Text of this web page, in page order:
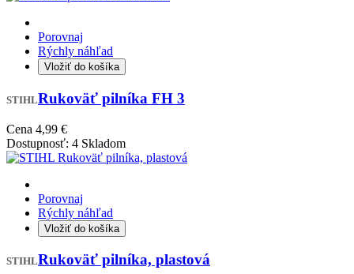
Porovnaj
Rýchly náhľad
Vložiť do košíka
STIHLRukoväť pilníka FH 3
Cena 4,99 €
Dostupnosť: 4 Skladom
Porovnaj
Rýchly náhľad
Vložiť do košíka
STIHLRukoväť pilníka, plastová